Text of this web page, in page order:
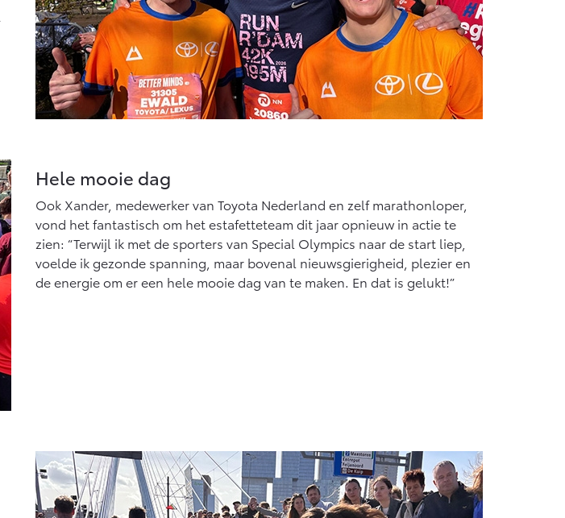
Hele mooie dag
Ook Xander, medewerker van Toyota Nederland en zelf marathonloper,
vond het fantastisch om het estafetteteam dit jaar opnieuw in actie te
zien: “Terwijl ik met de sporters van Special Olympics naar de start liep,
voelde ik gezonde spanning, maar bovenal nieuwsgierigheid, plezier en
de energie om er een hele mooie dag van te maken. En dat is gelukt!”